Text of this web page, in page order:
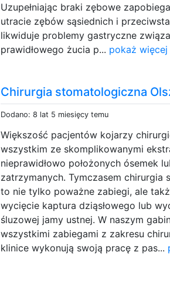
Uzupełniając braki zębowe
utracie zębów sąsiednich i
likwiduje problemy gastryczne
prawidłowego żucia p... pokaż więcej
Chirurgia stomatologiczna
Dodano: 8 lat 5 miesięcy temu
Większość pacjentów kojarzy
wszystkim ze skomplikowanymi
nieprawidłowo położonych ósemek
zatrzymanych. Tymczasem chirurgia
to nie tylko poważne zabiegi, ale
wycięcie kaptura dziąsłowego lub
śluzowej jamy ustnej. W naszym
wszystkimi zabiegami z zakresu
klinice wykonują swoją pracę z pas...